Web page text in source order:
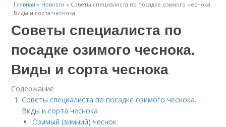
Главная » Новости » Советы специалиста по посадке озимого чеснока.
Виды и сорта чеснока
Советы специалиста по
посадке озимого чеснока.
Виды и сорта чеснока
Содержание
Советы специалиста по посадке озимого чеснока.
Виды и сорта чеснока
Озимый (зимний) чеснок